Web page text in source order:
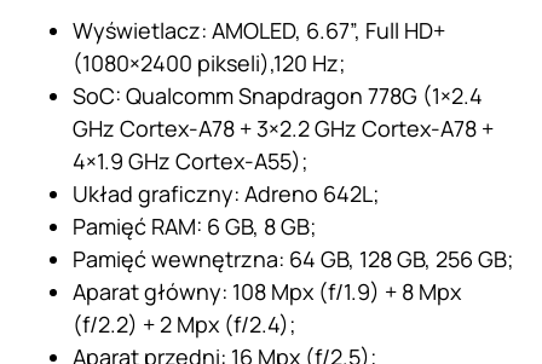
Wyświetlacz: AMOLED, 6.67”, Full HD+
(1080×2400 pikseli),120 Hz;
SoC: Qualcomm Snapdragon 778G (1×2.4
GHz Cortex-A78 + 3×2.2 GHz Cortex-A78 +
4×1.9 GHz Cortex-A55);
Układ graficzny: Adreno 642L;
Pamięć RAM: 6 GB, 8 GB;
Pamięć wewnętrzna: 64 GB, 128 GB, 256 GB;
Aparat główny: 108 Mpx (f/1.9) + 8 Mpx
(f/2.2) + 2 Mpx (f/2.4);
Aparat przedni: 16 Mpx (f/2.5);